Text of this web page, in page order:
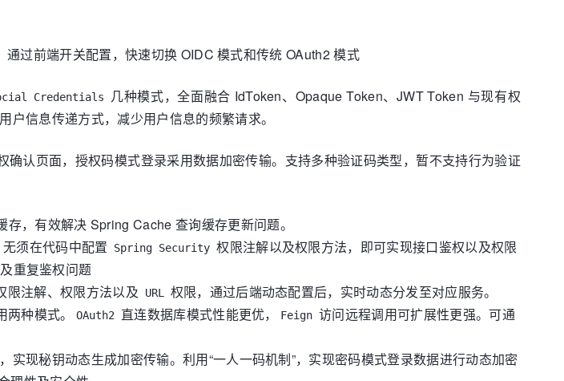
过前端开关配置，快速切换 OIDC 模式和传统 OAuth2 模式
Credentials
几种模式，全面融合 IdToken、Opaque Token、JWT Token 与现有权
信息传递方式，减少用户信息的频繁请求。
确认页面，授权码模式登录采用数据加密传输。支持多种验证码类型，暂不支持行为验证
存，有效解决 Spring Cache 查询缓存更新问题。
须在代码中配置 Spring Security 权限注解以及权限方法，即可实现接口鉴权以及权限
重复鉴权问题
限注解、权限方法以及 URL 权限，通过后端动态配置后，实时动态分发至对应服务。
两种模式。 OAuth2 直连数据库模式性能更优， Feign 访问远程调用可扩展性更强。可通
现秘钥动态生成加密传输。利用“一人一码机制”，实现密码模式登录数据进行动态加密